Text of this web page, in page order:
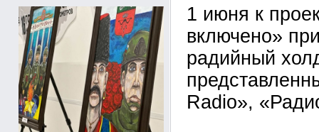
1 июня к
включено»
радийный
Radio»,